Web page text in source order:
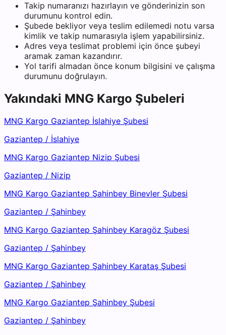
Takip numaranızı hazırlayın ve gönderinizin son
durumunu kontrol edin.
Şubede bekliyor veya teslim edilemedi notu varsa
kimlik ve takip numarasıyla işlem yapabilirsiniz.
Adres veya teslimat problemi için önce şubeyi
aramak zaman kazandırır.
Yol tarifi almadan önce konum bilgisini ve çalışma
durumunu doğrulayın.
Yakındaki MNG Kargo Şubeleri
MNG Kargo Gaziantep İslahiye Şubesi
Gaziantep / İslahiye
MNG Kargo Gaziantep Nizip Şubesi
Gaziantep / Nizip
MNG Kargo Gaziantep Şahinbey Binevler Şubesi
Gaziantep / Şahinbey
MNG Kargo Gaziantep Şahinbey Karagöz Şubesi
Gaziantep / Şahinbey
MNG Kargo Gaziantep Şahinbey Karataş Şubesi
Gaziantep / Şahinbey
MNG Kargo Gaziantep Şahinbey Şubesi
Gaziantep / Şahinbey